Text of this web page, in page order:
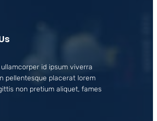
id ipsum viverra
pellentesque placerat lorem
non pretium aliquet, fames